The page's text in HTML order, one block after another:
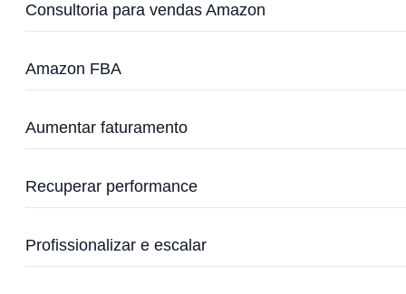
Consultoria para vendas Amazon
Amazon FBA
Aumentar faturamento
Recuperar performance
Profissionalizar e escalar